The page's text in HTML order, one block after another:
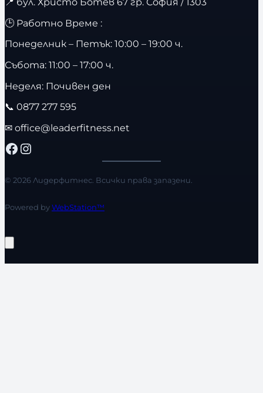
🕒 Работно Време :
Понеделник – Петък: 10:00 – 19:00 ч.
Събота: 11:00 – 17:00 ч.
Неделя: Почивен ден
📞 0877 277 595
✉ office@leaderfitness.net
Facebook Instagram
© 2026 Лидерфитнес. Всички права запазени.
Powered byWebStation™